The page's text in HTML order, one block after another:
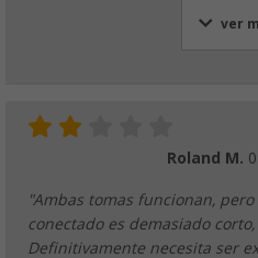
ver
Roland M.
"Ambas tomas funcionan,
conectado es demasiado
Definitivamente necesita ser